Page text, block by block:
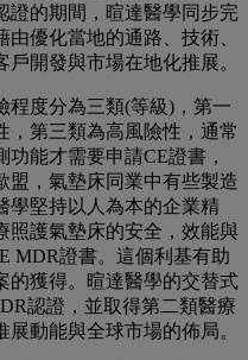
證的期間，暄達醫學同步完
優化當地的通路、技術、
開發與市場在地化推展。
程度分為三類(等級)，第一
，第三類為高風險性，通常
能才需要申請CE證書，
盟，氣墊床同業中有些製造
學堅持以人為本的企業精
照護氣墊床的安全，效能與
MDR證書。這個利基有助
的獲得。暄達醫學的交替式
認證，並取得第二類醫療
動能與全球市場的佈局。